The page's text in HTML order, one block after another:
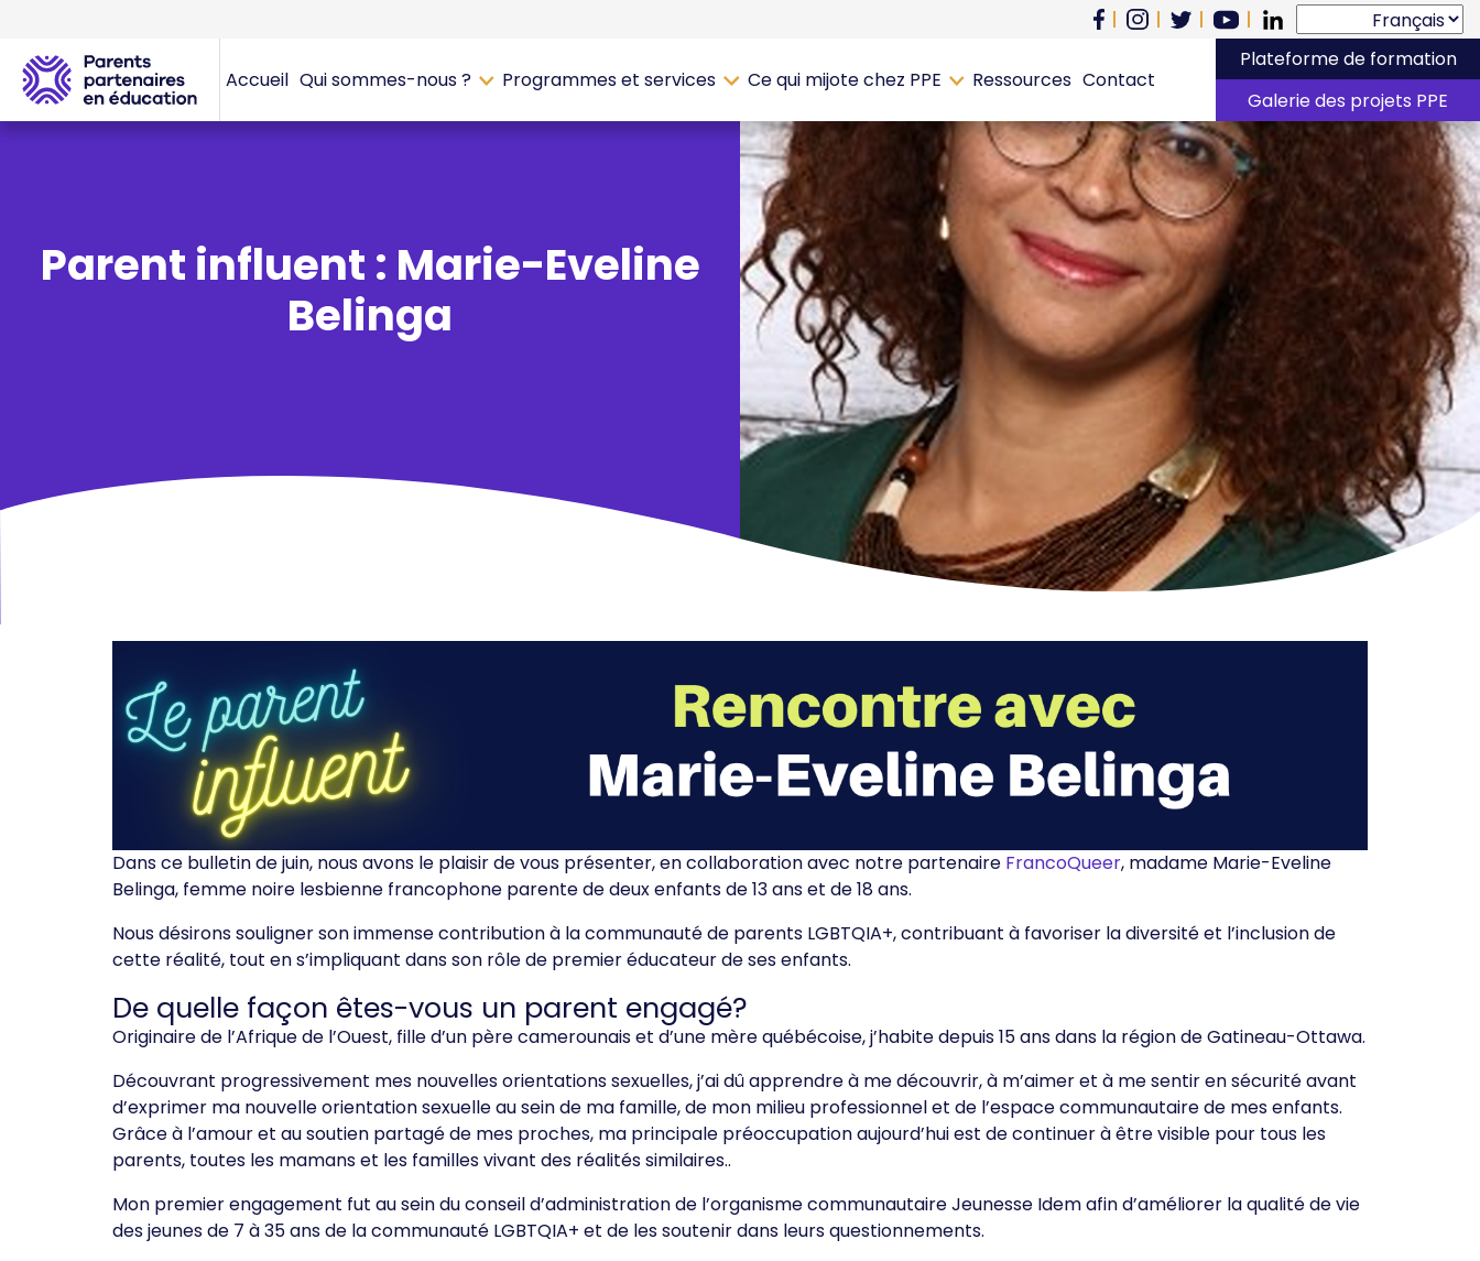
Accueil Qui sommes-nous ? Programmes et services Ce qui mijote chez PPE Ressources Contact
Plateforme de formation
Galerie des projets PPE
Parent influent : Marie-Eveline
Belinga
Dans ce bulletin de juin, nous avons le plaisir de vous présenter, en collaboration avec notre partenaire FrancoQueer, madame Marie-Eveline
Belinga, femme noire lesbienne francophone parente de deux enfants de 13 ans et de 18 ans.
Nous désirons souligner son immense contribution à la communauté de parents LGBTQIA+, contribuant à favoriser la diversité et l’inclusion de
cette réalité, tout en s’impliquant dans son rôle de premier éducateur de ses enfants.
De quelle façon êtes-vous un parent engagé?
Originaire de l’Afrique de l’Ouest, fille d’un père camerounais et d’une mère québécoise, j’habite depuis 15 ans dans la région de Gatineau-Ottawa.
Découvrant progressivement mes nouvelles orientations sexuelles, j’ai dû apprendre à me découvrir, à m’aimer et à me sentir en sécurité avant
d’exprimer ma nouvelle orientation sexuelle au sein de ma famille, de mon milieu professionnel et de l’espace communautaire de mes enfants.
Grâce à l’amour et au soutien partagé de mes proches, ma principale préoccupation aujourd’hui est de continuer à être visible pour tous les
parents, toutes les mamans et les familles vivant des réalités similaires..
Mon premier engagement fut au sein du conseil d’administration de l’organisme communautaire Jeunesse Idem afin d’améliorer la qualité de vie
des jeunes de 7 à 35 ans de la communauté LGBTQIA+ et de les soutenir dans leurs questionnements.